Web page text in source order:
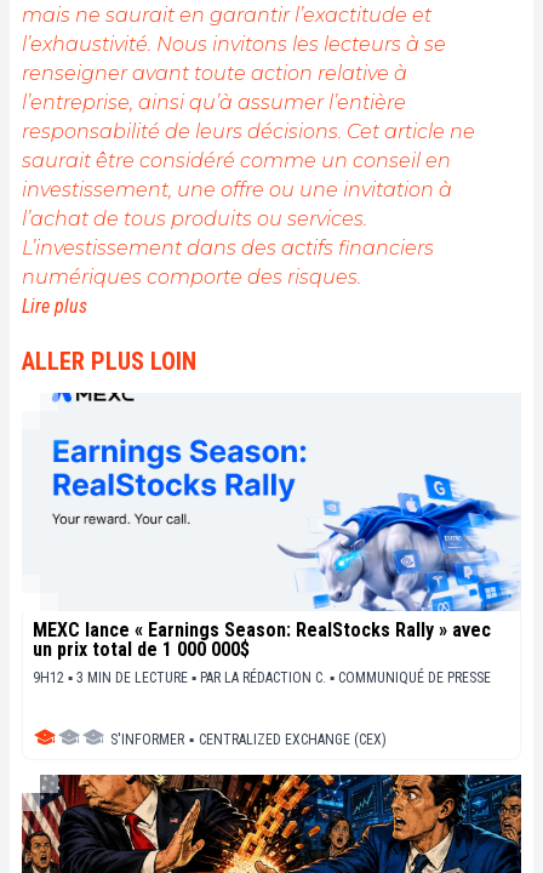
mais ne saurait en garantir l’exactitude et
l’exhaustivité. Nous invitons les lecteurs à se
renseigner avant toute action relative à
l’entreprise, ainsi qu’à assumer l’entière
responsabilité de leurs décisions. Cet article ne
saurait être considéré comme un conseil en
investissement, une offre ou une invitation à
l’achat de tous produits ou services.
L’investissement dans des actifs financiers
numériques comporte des risques.
Lire plus
ALLER PLUS LOIN
MEXC lance « Earnings Season: RealStocks Rally » avec
un prix total de 1 000 000$
9H12 ▪ 3 MIN DE LECTURE ▪ PAR LA RÉDACTION C. ▪ COMMUNIQUÉ DE PRESSE
S'INFORMER ▪ CENTRALIZED EXCHANGE (CEX)